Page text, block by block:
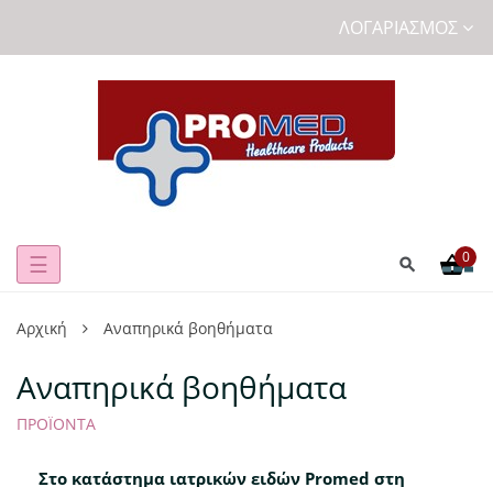
ΛΟΓΑΡΙΑΣΜΌΣ
Toggle
☰ 0
Αρχική Αναπηρικά βοηθήματα
Αναπηρικά βοηθήματα
ΠΡΟΪΌΝΤΑ
Στο κατάστημα ιατρικών ειδών Promed στη